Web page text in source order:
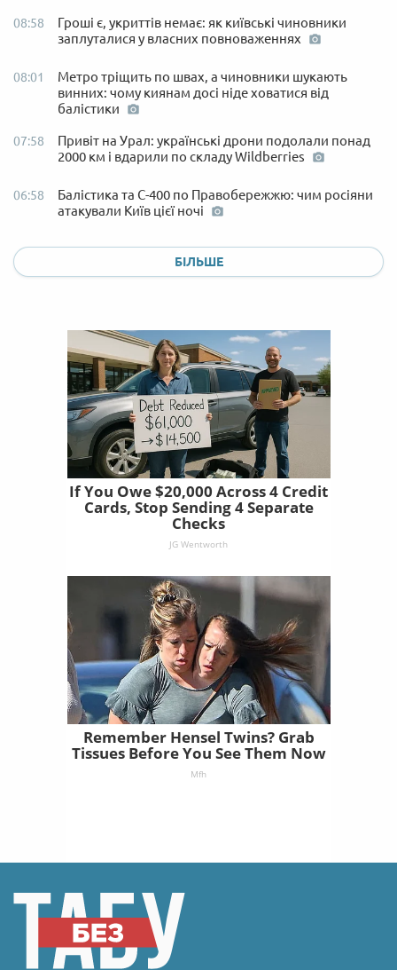
08:58
Гроші є, укриттів немає: як київські чиновники
заплуталися у власних повноваженнях
08:01
Метро тріщить по швах, а чиновники шукають
винних: чому киянам досі ніде ховатися від
балістики
07:58
Привіт на Урал: українські дрони подолали понад
2000 км і вдарили по складу Wildberries
06:58
Балістика та С-400 по Правобережжю: чим росіяни
атакували Київ цієї ночі
БІЛЬШЕ
If You Owe $20,000 Across 4 Credit
Cards, Stop Sending 4 Separate
Checks
JG Wentworth
Remember Hensel Twins? Grab
Tissues Before You See Them Now
Mfh